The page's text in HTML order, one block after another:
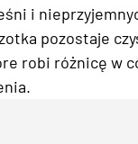
i
pozostaje
robi różnicę w